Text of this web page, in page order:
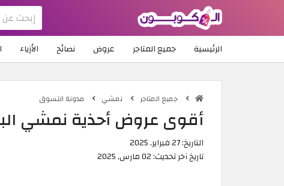
الرئيسية جميع المتاجر عروض نصائح الأزياء
جميع المتاجر نمشي مدونة التسوق
أقوى عروض أحذية نمشي
التاريخ:27 فبراير, 2025
تاريخ آخر تحديث:02 مارس, 2025